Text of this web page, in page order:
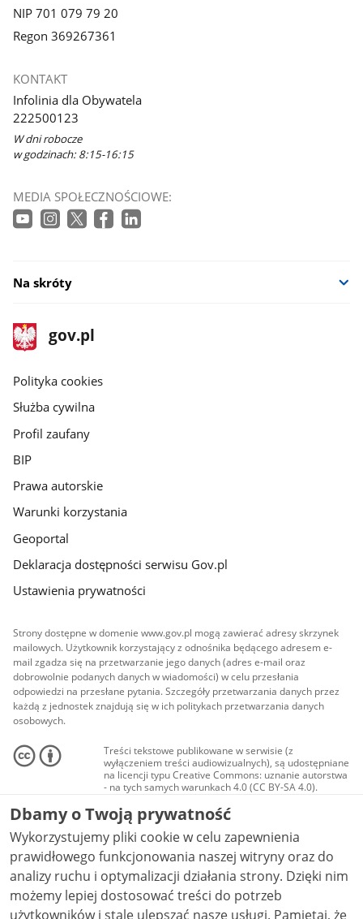
NIP 701 079 79 20
Regon 369267361
KONTAKT
Infolinia dla Obywatela
222500123
W dni robocze
w godzinach: 8:15-16:15
MEDIA SPOŁECZNOŚCIOWE:
Na skróty
stopka
gov.pl
Strona
gov.pl
gov.pl
Polityka cookies
Służba cywilna
Profil zaufany
BIP
Prawa autorskie
Warunki korzystania
Geoportal
Deklaracja dostępności serwisu Gov.pl
Ustawienia prywatności
Strony dostępne w domenie www.gov.pl mogą zawierać adresy skrzynek
mailowych. Użytkownik korzystający z odnośnika będącego adresem e-
mail zgadza się na przetwarzanie jego danych (adres e-mail oraz
dobrowolnie podanych danych w wiadomości) w celu przesłania
odpowiedzi na przesłane pytania. Szczegóły przetwarzania danych przez
każdą z jednostek znajdują się w ich politykach przetwarzania danych
osobowych.
Treści tekstowe publikowane w serwisie (z
wyłączeniem treści audiowizualnych), są udostępniane
na licencji typu Creative Commons: uznanie autorstwa
- na tych samych warunkach 4.0 (CC BY-SA 4.0).
Materiały audiowizualne, w tym zdjęcia, materiały
audio i wideo, są udostępniane na licencji typu
Creative Commons: uznanie autorstwa użycie
niekomercyjne - bez utworów zależnych 4.0 (CC BY-
NC-ND 4.0), o ile nie jest to stwierdzone inaczej.
Dbamy o Twoją prywatność
Wykorzystujemy pliki cookie w celu zapewnienia
prawidłowego funkcjonowania naszej witryny oraz do
analizy ruchu i optymalizacji działania strony. Dzięki nim
możemy lepiej dostosować treści do potrzeb
użytkowników i stale ulepszać nasze usługi. Pamiętaj, że